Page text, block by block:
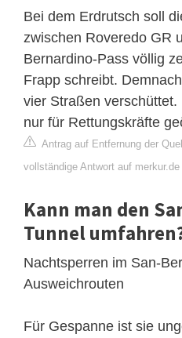
Bei dem Erdrutsch soll
zwischen Roveredo GR
Bernardino-Pass völlig
Frapp schreibt.
vier Straßen
nur für Rettungskräfte
Antrag auf Entfernung der
vollständige Antwort auf merkur.de
Kann man den
Tunnel
Nachtsperren im San-
Ausweichrouten
Für Gespanne ist sie